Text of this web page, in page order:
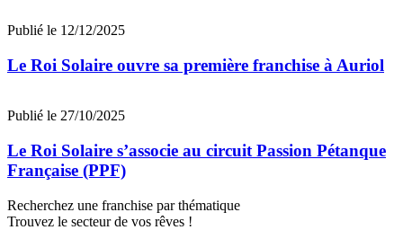
Publié le 12/12/2025
Le Roi Solaire ouvre sa première franchise à Auriol
Publié le 27/10/2025
Le Roi Solaire s’associe au circuit Passion Pétanque
Française (PPF)
Recherchez une franchise par thématique
Trouvez le secteur de vos rêves !